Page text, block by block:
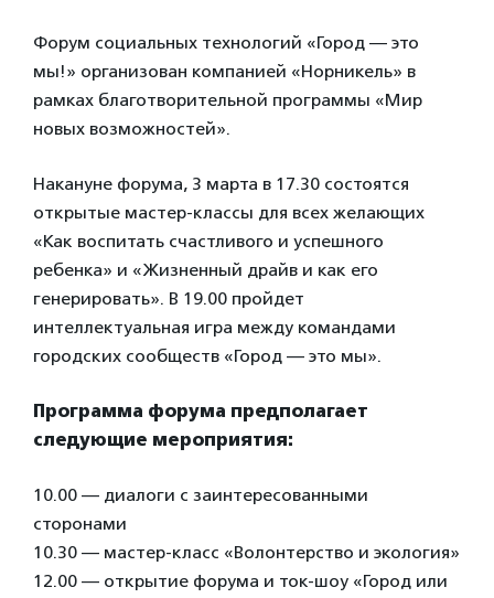
Форум социальных технологий «Город — это
мы!» организован компанией «Норникель» в
рамках благотворительной программы «Мир
новых возможностей».
Накануне форума, 3 марта в 17.30 состоятся
открытые мастер-классы для всех желающих
«Как воспитать счастливого и успешного
ребенка» и «Жизненный драйв и как его
генерировать». В 19.00 пройдет
интеллектуальная игра между командами
городских сообществ «Город — это мы».
Программа форума предполагает
следующие мероприятия:
10.00 — диалоги с заинтересованными
сторонами
10.30 — мастер-класс «Волонтерство и экология»
12.00 — открытие форума и ток-шоу «Город или